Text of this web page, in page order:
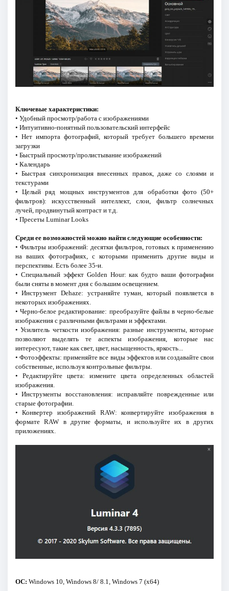
Ключевые характеристики:
• Удобный просмотр/работа с изображениями
• Интуитивно-понятный пользовательский интерфейс
• Нет импорта фотографий, который требует большего времени
загрузки
• Быстрый просмотр/пролистывание изображений
• Календарь
• Быстрая синхронизация внесенных правок, даже со слоями и
текстурами
• Целый ряд мощных инструментов для обработки фото (50+
фильтров): искусственный интеллект, слои, фильтр солнечных
лучей, продвинутый контраст и т.д.
• Пресеты Luminar Looks
Среди ее возможностей можно найти следующие особенности:
• Фильтры изображений: десятки фильтров, готовых к применению
на ваших фотографиях, с которыми применить другие виды и
перспективы. Есть более 35-и.
• Специальный эффект Golden Hour: как будто ваши фотографии
были сняты в момент дня с большим освещением.
• Инструмент Dehaze: устраняйте туман, который появляется в
некоторых изображениях.
• Черно-белое редактирование: преобразуйте файлы в черно-белые
изображения с различными фильтрами и эффектами.
• Усилитель четкости изображения: разные инструменты, которые
позволяют выделять те аспекты изображения, которые нас
интересуют, такие как свет, цвет, насыщенность, яркость...
• Фотоэффекты: применяйте все виды эффектов или создавайте свои
собственные, используя контрольные фильтры.
• Редактируйте цвета: измените цвета определенных областей
изображения.
• Инструменты восстановления: исправляйте поврежденные или
старые фотографии.
• Конвертер изображений RAW: конвертируйте изображения в
формате RAW в другие форматы, и используйте их в других
приложениях.
ОС: Windows 10, Windows 8/ 8.1, Windows 7 (x64)